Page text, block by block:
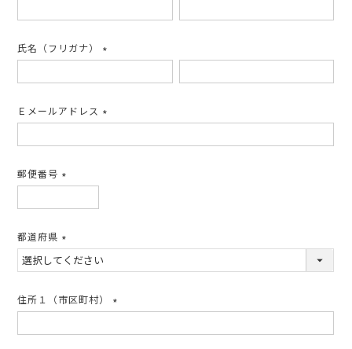
須)
氏名（フリガナ）
須)
Ｅメールアドレス
須)
郵便番号
須)
都道府県
(必
須)
住所１（市区町村）
須)